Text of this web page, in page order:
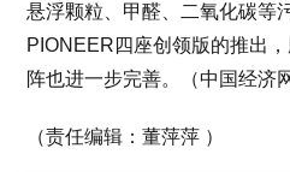
悬浮颗粒、甲醛、二氧化碳等
PIONEER四座创领版的推出
阵也进一步完善。（中国经济
（责任编辑：董萍萍 ）